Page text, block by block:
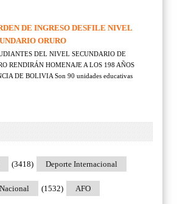
DE INGRESO DESFILE NIVEL
ORURO
DEL NIVEL SECUNDARIO DE
RENDIRÁN HOMENAJE A LOS 198 AÑOS
DE BOLIVIA Son 90 unidades educativas
Deporte Internacional
(3418)
AFO
(1532)